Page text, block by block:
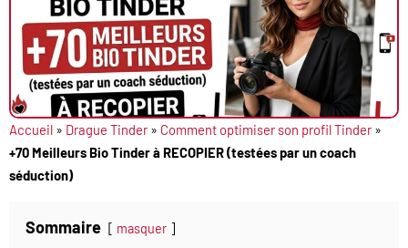
Accueil » Drague Tinder » Comment optimiser son profil Tinder »
+70 Meilleurs Bio Tinder à RECOPIER (testées par un coach
séduction)
Sommaire masquer